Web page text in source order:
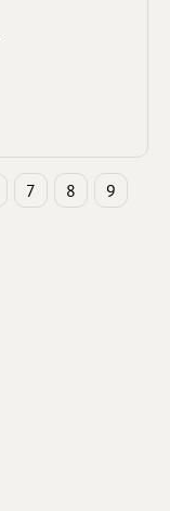
7 8
9